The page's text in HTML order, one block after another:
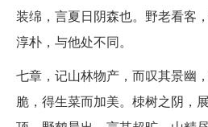
装绵，言夏日阴森也。野老看客
淳朴，与他处不同。
七章，记山林物产，而叹其景幽
脆，得生菜而加美。栜树之阴，